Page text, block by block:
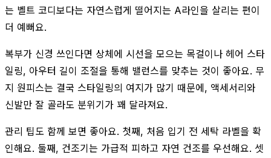
는 벨트 코디보다는 자연스럽게 떨어지는 A라인을 살리는 편이
더 예뻐요.
복부가 신경 쓰인다면 상체에 시선을 모으는 목걸이나 헤어 스타
일링, 아우터 길이 조절을 통해 밸런스를 맞추는 것이 좋아요. 무
지 원피스는 결국 스타일링의 여지가 많기 때문에, 액세서리와
신발만 잘 골라도 분위기가 꽤 달라져요.
관리 팁도 함께 보면 좋아요. 첫째, 처음 입기 전 세탁 라벨을 확
인해요. 둘째, 건조기는 가급적 피하고 자연 건조를 우선해요. 셋